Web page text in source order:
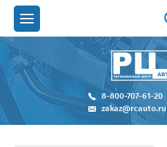
8-800-707-61-20
zakaz@rcauto.ru